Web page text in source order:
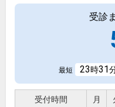
受診
最短 23時31
受付時間 月